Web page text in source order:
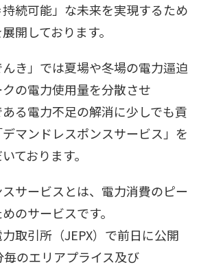
持続可能」な未来を実現するため
開しております。
んき」では夏場や冬場の電力逼迫
の電力使用量を分散させ
る電力不足の解消に少しでも貢
マンドレスポンスサービス」を
ております。
サービスとは、電力消費のピー
のサービスです。
取引所（JEPX）で前日に公開
のエリアプライス及び